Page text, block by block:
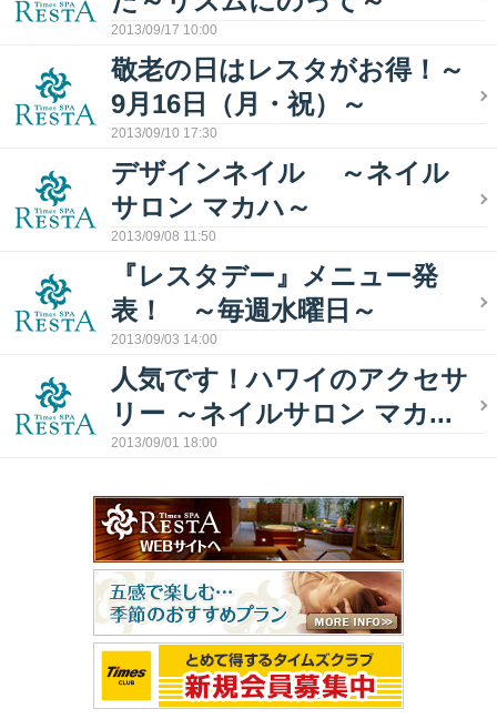
2013/09/17 10:00
敬老の日はレスタがお得！～
9月16日（月・祝）～
2013/09/10 17:30
デザインネイル ～ネイル
サロン マカハ～
2013/09/08 11:50
『レスタデー』メニュー発
表！ ～毎週水曜日～
2013/09/03 14:00
人気です！ハワイのアクセサ
リー ～ネイルサロン マカ...
2013/09/01 18:00